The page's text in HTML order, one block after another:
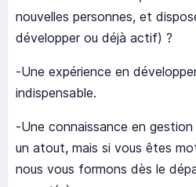
nouvelles personnes, et
développer ou déjà actif) ?
-Une expérience en
indispensable.
-Une connaissance en gestion
un atout, mais si vous êtes
nous vous formons dès le